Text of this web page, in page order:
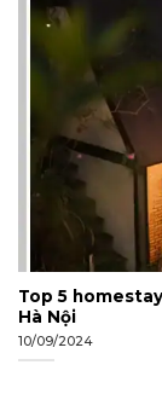
Top 5
Hà Nội
10/09/2024